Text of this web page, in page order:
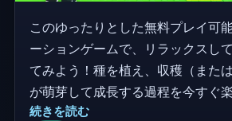
このゆったりとした無料プレイ可
ーションゲームで、リラックスし
てみよう！種を植え、収穫（また
が萌芽して成長する過程を今すぐ
続きを読む